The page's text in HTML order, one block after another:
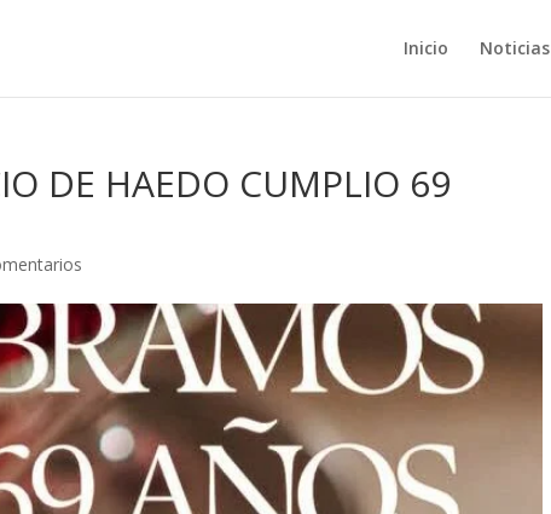
Inicio Noticias
DE HAEDO CUMPLIO 69